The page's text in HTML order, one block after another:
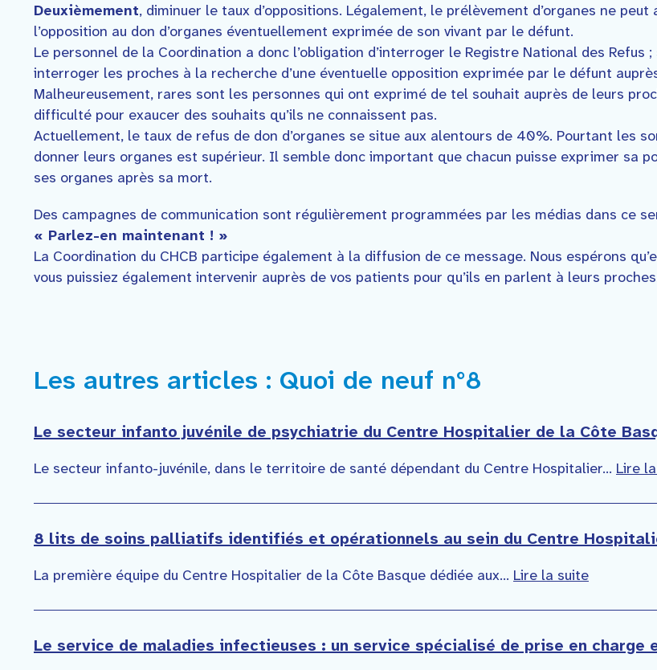
Deuxièmement, diminuer le taux d’oppositions. Légalement, le prélèvement d’organes ne
l’opposition au don d’organes éventuellement exprimée de son vivant par le défunt.
Le personnel de la Coordination a donc l’obligation d’interroger le Registre National des
interroger les proches à la recherche d’une éventuelle opposition exprimée par le défunt auprès
Malheureusement, rares sont les personnes qui ont exprimé de tel souhait auprès de leurs
difficulté pour exaucer des souhaits qu’ils ne connaissent pas.
Actuellement, le taux de refus de don d’organes se situe aux alentours de 40%. Pourtant les
donner leurs organes est supérieur. Il semble donc important que chacun puisse exprimer sa
ses organes après sa mort.
Des campagnes de communication sont régulièrement programmées par les médias dans ce
« Parlez-en maintenant ! »
La Coordination du CHCB participe également à la diffusion de ce message. Nous espérons
vous puissiez également intervenir auprès de vos patients pour qu’ils en parlent à leurs
Les autres articles : Quoi de neuf n°8
Le secteur infanto juvénile de psychiatrie du Centre Hospitalier de la Côte
Le secteur infanto-juvénile, dans le territoire de santé dépendant du Centre Hospitalier... Lire
8 lits de soins palliatifs identifiés et opérationnels au sein du Centre
La première équipe du Centre Hospitalier de la Côte Basque dédiée aux... Lire la suite
Le service de maladies infectieuses : un service spécialisé de prise en charge